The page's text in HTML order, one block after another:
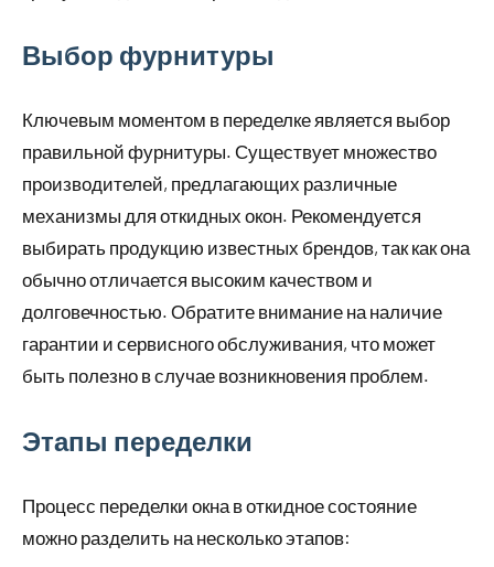
Выбор фурнитуры
Ключевым моментом в переделке является выбор
правильной фурнитуры. Существует множество
производителей, предлагающих различные
механизмы для откидных окон. Рекомендуется
выбирать продукцию известных брендов, так как она
обычно отличается высоким качеством и
долговечностью. Обратите внимание на наличие
гарантии и сервисного обслуживания, что может
быть полезно в случае возникновения проблем.
Этапы переделки
Процесс переделки окна в откидное состояние
можно разделить на несколько этапов: